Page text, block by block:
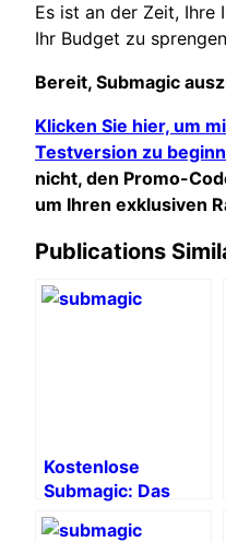
Es ist an der Zeit, Ihre
Ihr Budget zu
Bereit, Submagic
Klicken Sie hier, um
Testversion zu
nicht, den Promo-
um Ihren exklusiven
Publications
Kostenlose
Submagic: Das
Geheimnis viraler